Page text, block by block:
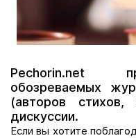
Pechorin.net
обозреваемых
(авторов
дискуссии.
Если вы хотите